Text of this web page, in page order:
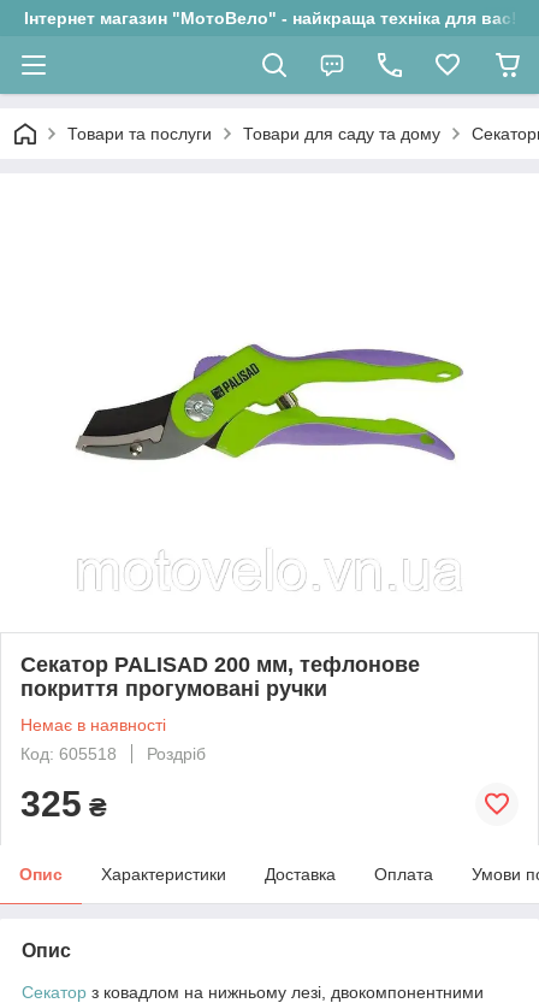
Інтернет магазин "МотоВело" - найкраща техніка для вас!
Товари та послуги Товари для саду та дому
Секатор PALISAD 200 мм, тефлонове
покриття прогумовані ручки
Немає в наявності
Код: 605518
Роздріб
325 ₴
Опис Характеристики Доставка Оплата Умови
Опис
Секатор з ковадлом на нижньому лезі, двокомпонентними